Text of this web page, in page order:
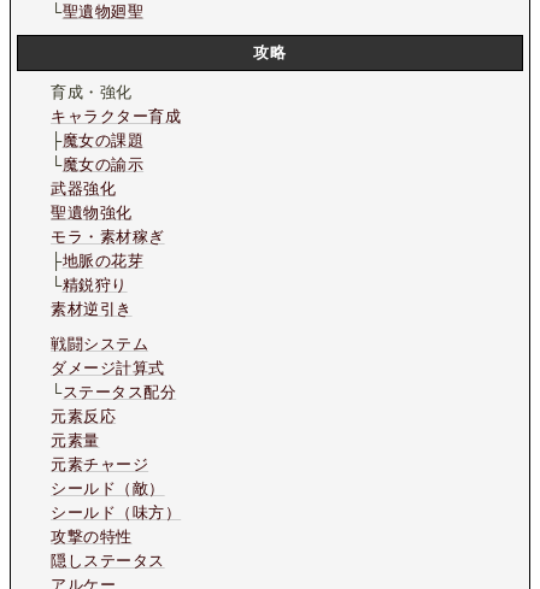
└聖遺物廻聖
攻略
育成・強化
キャラクター育成
├魔女の課題
└魔女の諭示
武器強化
聖遺物強化
モラ・素材稼ぎ
├地脈の花芽
└精鋭狩り
素材逆引き
戦闘システム
ダメージ計算式
└ステータス配分
元素反応
元素量
元素チャージ
シールド（敵）
シールド（味方）
攻撃の特性
隠しステータス
アルケー